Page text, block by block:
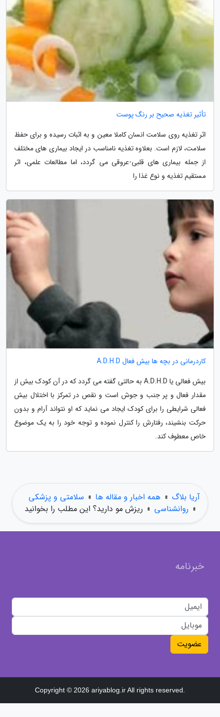
تأثیر تغذیه صحیح بر رنگ پوست
اثر تغذیه روی سلامت انسان کاملا معین و به اثبات رسیده و برای حفظ
سلامت، لازم است. بعلاوه تغذیه نامناسب در ایجاد بیماری های مختلف
از جمله بیماری های قلبی-عروقی می گردد، اما مطالعات علمی، اثر
مستقیم تغذیه و نوع غذا را
کاردرمانی در بچه ها بیش فعال A.D.H.D
بیش فعالی یا A.D.H.D به حالتی گفته می گردد که در آن کودک بیش از
مقدار فعال و پر جنب و جوش است و نقص در تمرکز با اختلال بیش
فعالی شرایطی را برای کودک ایجاد می نماید که او نتواند آرام و بدون
حرکت بنشیند، رفتارش را کنترل نموده و توجه خود را به یک موضوع
خاص معطوف کند.
آریا بلاگ » همه اخبار و مقاله ها » سلامتی و پزشکی
» روانشناسی » ریزش مو دارید؟ این مطلب را بخوانید
خبرنامه
عضویت
Copyright © 2026 ariyablog.ir All rights reserved.